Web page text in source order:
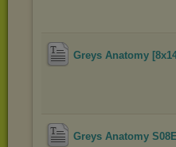
Greys Anatomy
Greys Anatomy